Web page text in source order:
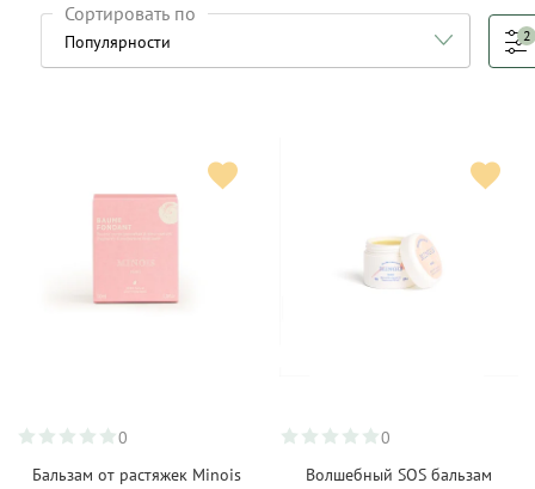
Сортировать по
2
0
Бальзам от растяжек Minois
0
Волшебный SOS бальзам